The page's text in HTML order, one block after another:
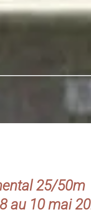
25/50m
au 10 mai